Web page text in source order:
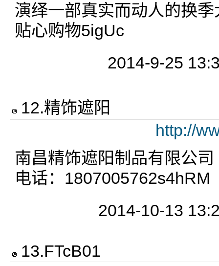
演绎一部真实而动人的换
贴心购物5igUc
2014-9-25
12.精饰遮阳
http://
南昌精饰遮阳制品有限公
电话：1807005762s4hRM
2014-10-13
13.FTcB01